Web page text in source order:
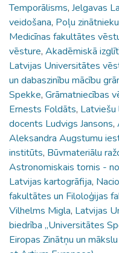
Temporālisms, Jelgavas
veidošana, Poļu
Medicīnas fakultātes
vēsture, Akadēmiskā
Latvijas Universitātes
un dabaszinību mācību
Spekke, Grāmatniecības
Ernests Foldāts,
docents Ludvigs Jansons,
Aleksandra Augstumu
institūts, Būvmateriālu
Astronomiskais tornis -
Latvijas kartogrāfija,
fakultātes un Filoloģijas
Vilhelms Migla, Latvijas
biedrība „Universitātes
Eiropas Zinātņu un